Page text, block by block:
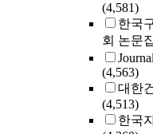
(4,581)
한국
회 논문
(4,563)
대한
(4,513)
한국